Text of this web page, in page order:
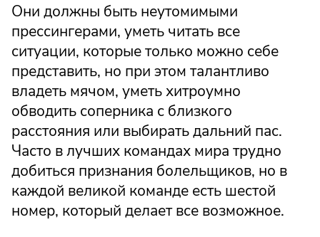
Они должны быть неутомимыми
прессингерами, уметь читать все
ситуации, которые только можно себе
представить, но при этом талантливо
владеть мячом, уметь хитроумно
обводить соперника с близкого
расстояния или выбирать дальний пас.
Часто в лучших командах мира трудно
добиться признания болельщиков, но в
каждой великой команде есть шестой
номер, который делает все возможное.